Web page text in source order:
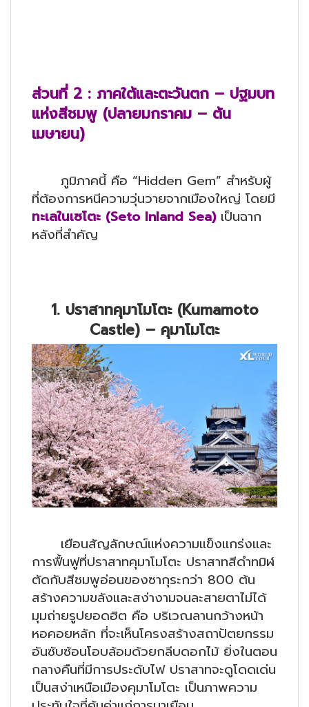
ส่วนที่ 2 : ภาคใต้และตะวันตก – ปฐมบท
แห่งสีชมพู (ปลายมกราคม – ต้น
เมษายน)
ภูมิภาคนี้ คือ “Hidden Gem” สำหรับผู้
ที่ต้องการหนีความวุ่นวายจากเมืองใหญ่ โดยมี
ทะเลในเซโตะ (Seto Inland Sea) เป็นฉาก
หลังที่สำคัญ
1. ปราสาทคุมาโมโตะ (Kumamoto
Castle) – คุมาโมโตะ
เยือนสัญลักษณ์แห่งความแข็งแกร่งและ
การฟื้นฟูที่ปราสาทคุมาโมโตะ ปราสาทสีดำทมิฬ
ตัดกับสีชมพูอ่อนของซากุระกว่า 800 ต้น
สร้างความขลังและสง่างามจนละสายตาไม่ได้
มุมถ่ายรูปยอดฮิต คือ บริเวณลานกว้างหน้า
หอคอยหลัก ที่จะเห็นโครงสร้างสถาปัตยกรรม
อันซับซ้อนโอบล้อมด้วยกลีบดอกไม้ ยิ่งในตอน
กลางคืนที่มีการประดับไฟ ปราสาทจะดูโดดเด่น
เป็นสง่าเหนือเมืองคุมาโมโตะ เป็นภาพความ